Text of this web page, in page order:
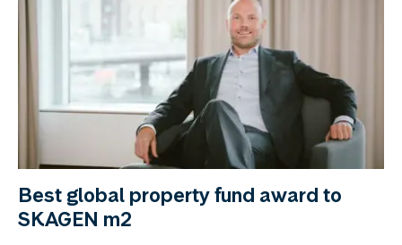
Best global property fund award to
SKAGEN m2